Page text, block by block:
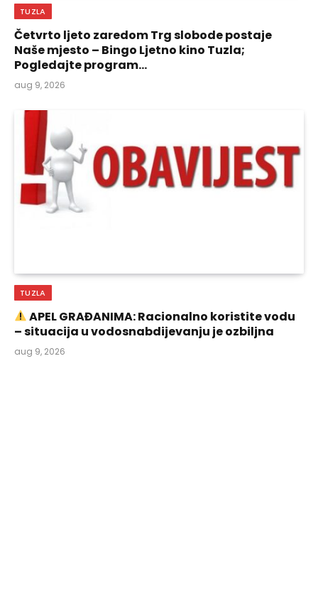
TUZLA
Četvrto ljeto zaredom Trg slobode postaje
Naše mjesto – Bingo Ljetno kino Tuzla;
Pogledajte program…
aug 9, 2026
TUZLA
APEL GRAĐANIMA: Racionalno koristite vodu
– situacija u vodosnabdijevanju je ozbiljna
aug 9, 2026